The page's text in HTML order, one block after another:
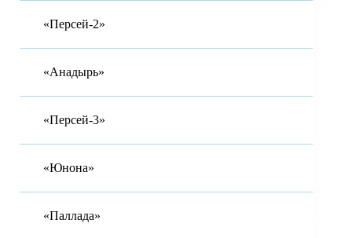
«Персей-2»
«Анадырь»
«Персей-3»
«Юнона»
«Паллада»